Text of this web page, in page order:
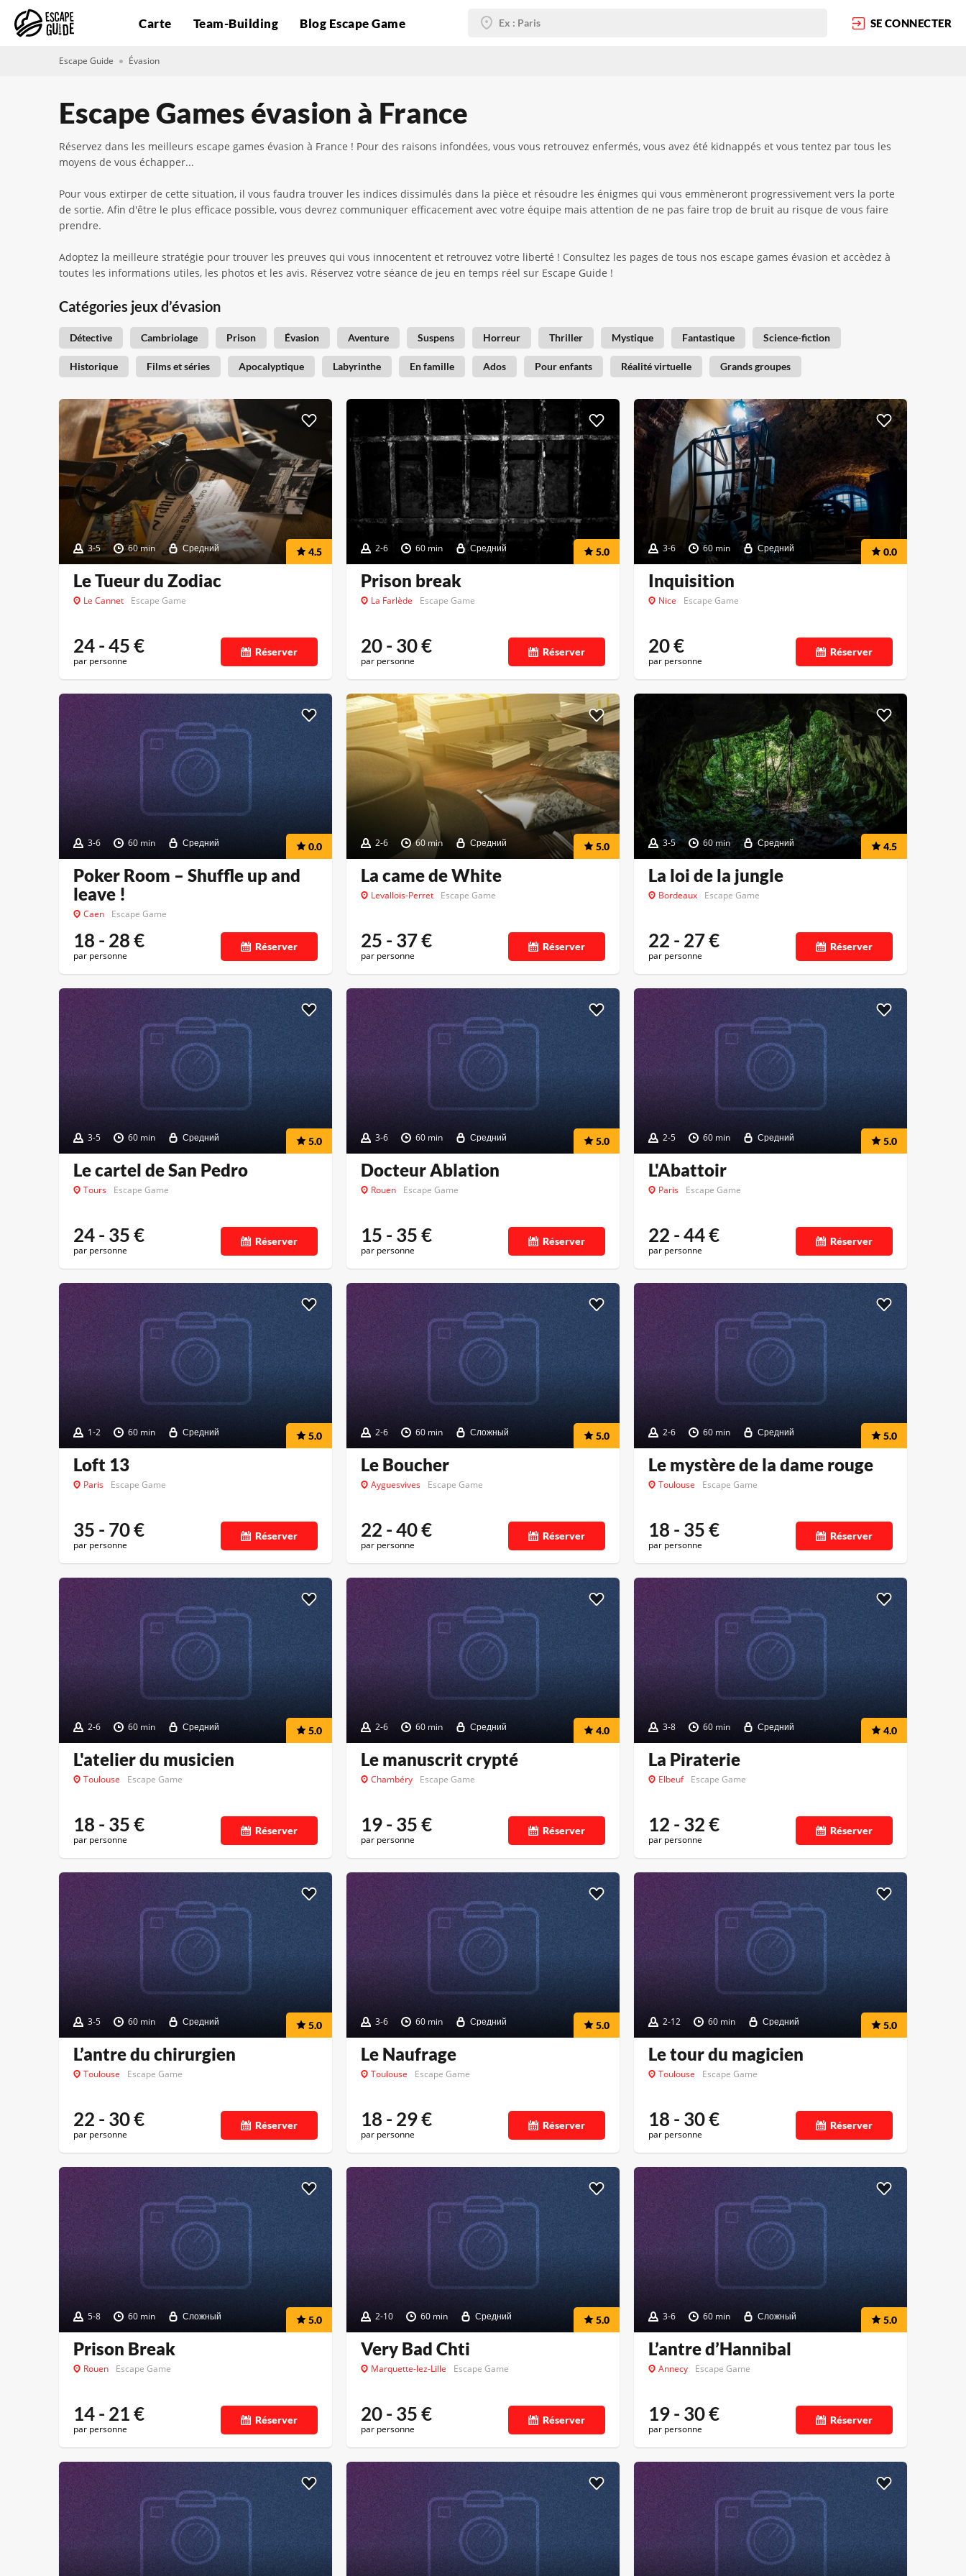
Carte Team-Building Blog Escape Game SE CONNECTER
Escape Guide Évasion
Escape Games évasion à France
Réservez dans les meilleurs escape games évasion à France ! Pour des raisons infondées, vous vous retrouvez enfermés, vous avez été kidnappés et vous tentez par tous les
moyens de vous échapper...
Pour vous extirper de cette situation, il vous faudra trouver les indices dissimulés dans la pièce et résoudre les énigmes qui vous emmèneront progressivement vers la porte
de sortie. Afin d'être le plus efficace possible, vous devrez communiquer efficacement avec votre équipe mais attention de ne pas faire trop de bruit au risque de vous faire
prendre.
Adoptez la meilleure stratégie pour trouver les preuves qui vous innocentent et retrouvez votre liberté ! Consultez les pages de tous nos escape games évasion et accèdez à
toutes les informations utiles, les photos et les avis. Réservez votre séance de jeu en temps réel sur Escape Guide !
Catégories jeux d’évasion
Détective Cambriolage Prison Évasion Aventure Suspens Horreur Thriller Mystique Fantastique Science-fiction
Historique Films et séries Apocalyptique Labyrinthe En famille Ados Pour enfants Réalité virtuelle Grands groupes
3-5 60 min Средний 4.5
Le Tueur du Zodiac
Le Cannet Escape Game
24 - 45€
par personne
Réserver
2-6 60 min Средний 5.0
Prison break
La Farlède Escape Game
20 - 30€
par personne
Réserver
3-6 60 min Средний 0.0
Inquisition
Nice Escape Game
20€
par personne
Réserver
3-6 60 min Средний 0.0
Poker Room – Shuffle up and
leave !
Caen Escape Game
18 - 28€
par personne
Réserver
2-6 60 min Средний 5.0
La came de White
Levallois-Perret Escape Game
25 - 37€
par personne
Réserver
3-5 60 min Средний 4.5
La loi de la jungle
Bordeaux Escape Game
22 - 27€
par personne
Réserver
3-5 60 min Средний 5.0
Le cartel de San Pedro
Tours Escape Game
24 - 35€
par personne
Réserver
3-6 60 min Средний 5.0
Docteur Ablation
Rouen Escape Game
15 - 35€
par personne
Réserver
2-5 60 min Средний 5.0
L'Abattoir
Paris Escape Game
22 - 44€
par personne
Réserver
1-2 60 min Средний 5.0
Loft 13
Paris Escape Game
35 - 70€
par personne
Réserver
2-6 60 min Сложный 5.0
Le Boucher
Ayguesvives Escape Game
22 - 40€
par personne
Réserver
2-6 60 min Средний 5.0
Le mystère de la dame rouge
Toulouse Escape Game
18 - 35€
par personne
Réserver
2-6 60 min Средний 5.0
L'atelier du musicien
Toulouse Escape Game
18 - 35€
par personne
Réserver
2-6 60 min Средний 4.0
Le manuscrit crypté
Chambéry Escape Game
19 - 35€
par personne
Réserver
3-8 60 min Средний 4.0
La Piraterie
Elbeuf Escape Game
12 - 32€
par personne
Réserver
3-5 60 min Средний 5.0
L’antre du chirurgien
Toulouse Escape Game
22 - 30€
par personne
Réserver
3-6 60 min Средний 5.0
Le Naufrage
Toulouse Escape Game
18 - 29€
par personne
Réserver
2-12 60 min Средний 5.0
Le tour du magicien
Toulouse Escape Game
18 - 30€
par personne
Réserver
5-8 60 min Сложный 5.0
Prison Break
Rouen Escape Game
14 - 21€
par personne
Réserver
2-10 60 min Средний 5.0
Very Bad Chti
Marquette-lez-Lille Escape Game
20 - 35€
par personne
Réserver
3-6 60 min Сложный 5.0
L’antre d’Hannibal
Annecy Escape Game
19 - 30€
par personne
Réserver